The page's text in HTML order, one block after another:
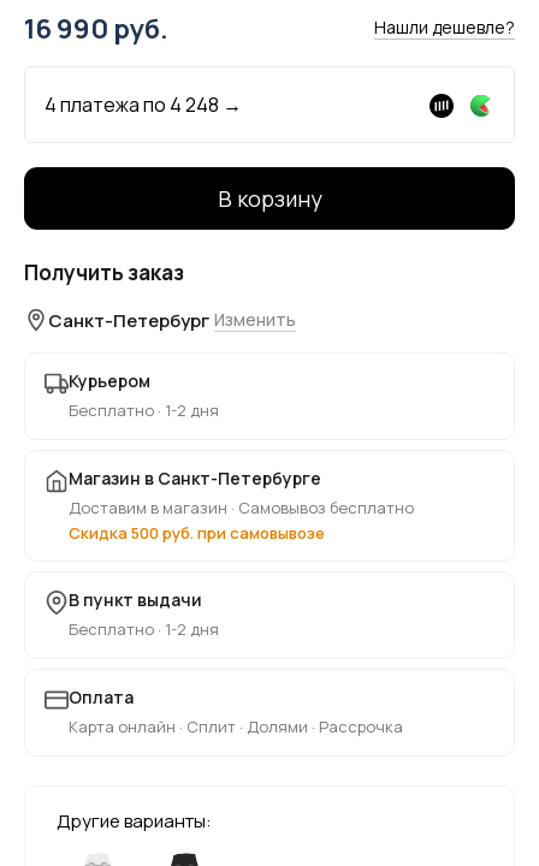
16 990 руб. Нашли дешевле?
4 платежа по 4 248 →
В корзину
Получить заказ
Санкт-Петербург Изменить
Курьером
Бесплатно · 1-2 дня
Магазин в Санкт-Петербурге
Доставим в магазин · Самовывоз бесплатно
Скидка 500 руб. при самовывозе
В пункт выдачи
Бесплатно · 1-2 дня
Оплата
Карта онлайн · Сплит · Долями · Рассрочка
Другие варианты: